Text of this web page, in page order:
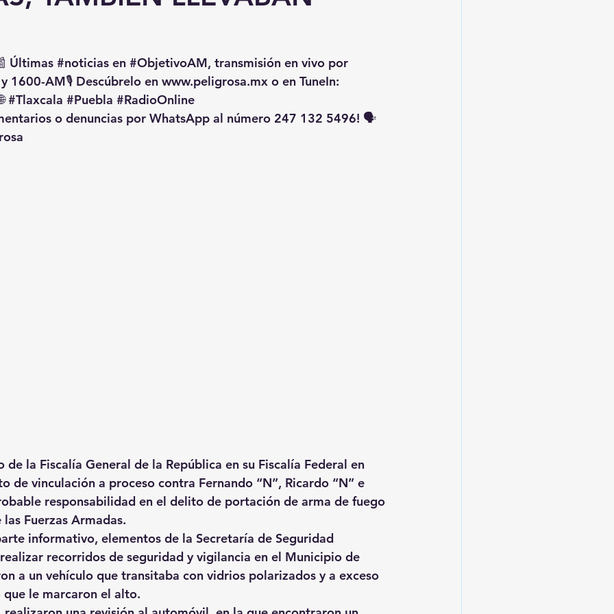
Últimas #noticias en #ObjetivoAM, transmisión en vivo por
1600-AM🎙️ Descúbrelo en www.peligrosa.mx o en TuneIn:
#Tlaxcala #Puebla #RadioOnline
o denuncias por WhatsApp al número 247 132 5496! 🗣️
la Fiscalía General de la República en su Fiscalía Federal en
de vinculación a proceso contra Fernando “N”, Ricardo “N” e
responsabilidad en el delito de portación de arma de fuego
Fuerzas Armadas.
informativo, elementos de la Secretaría de Seguridad
realizar recorridos de seguridad y vigilancia en el Municipio de
a un vehículo que transitaba con vidrios polarizados y a exceso
le marcaron el alto.